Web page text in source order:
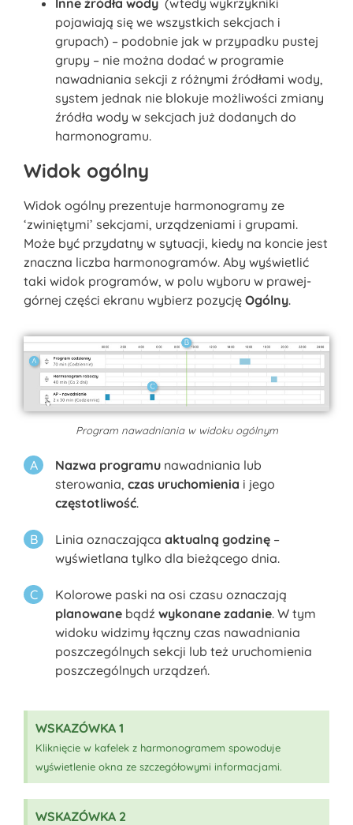
pojawiają się we wszystkich sekcjach i
grupach) – podobnie jak w przypadku pustej
grupy – nie można dodać w programie
nawadniania sekcji z różnymi źródłami wody,
system jednak nie blokuje możliwości zmiany
źródła wody w sekcjach już dodanych do
harmonogramu.
Widok ogólny
Widok ogólny prezentuje harmonogramy ze
‘zwiniętymi’ sekcjami, urządzeniami i grupami.
Może być przydatny w sytuacji, kiedy na koncie jest
znaczna liczba harmonogramów. Aby wyświetlić
taki widok programów, w polu wyboru w prawej-
górnej części ekranu wybierz pozycję Ogólny.
Program nawadniania w widoku ogólnym
Nazwa programu nawadniania lub
sterowania, czas uruchomienia i jego
częstotliwość.
Linia oznaczająca aktualną godzinę –
wyświetlana tylko dla bieżącego dnia.
Kolorowe paski na osi czasu oznaczają
planowane bądź wykonane zadanie. W tym
widoku widzimy łączny czas nawadniania
poszczególnych sekcji lub też uruchomienia
poszczególnych urządzeń.
WSKAZÓWKA 1
Kliknięcie w kafelek z harmonogramem spowoduje
wyświetlenie okna ze szczegółowymi informacjami.
WSKAZÓWKA 2